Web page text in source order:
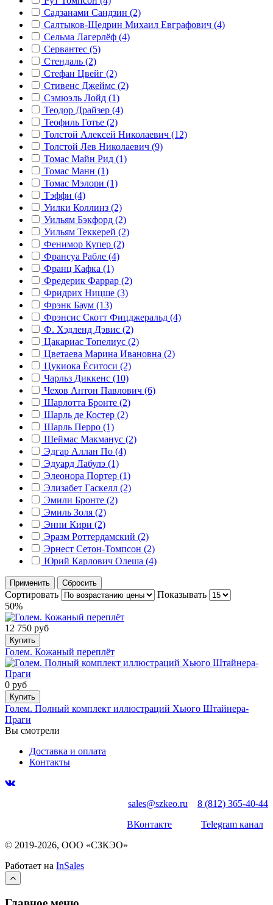
Садзанами Сандзин (2)
Салтыков-Щедрин Михаил Евграфович (4)
Сельма Лагерлёф (4)
Сервантес (5)
Стендаль (2)
Стефан Цвейг (2)
Стивенс Джеймс (2)
Сэмюэль Лойд (1)
Теодор Драйзер (4)
Теофиль Готье (2)
Толстой Алексей Николаевич (12)
Толстой Лев Николаевич (9)
Томас Майн Рид (1)
Томас Манн (1)
Томас Мэлори (1)
Тэффи (4)
Уилки Коллинз (2)
Уильям Бэкфорд (2)
Уильям Теккерей (2)
Фенимор Купер (2)
Франсуа Рабле (4)
Франц Кафка (1)
Фредерик Фаррар (2)
Фридрих Ницше (3)
Фрэнк Баум (13)
Фрэнсис Скотт Фицджеральд (4)
Ф. Хэдленд Дэвис (2)
Цакариас Топелиус (2)
Цветаева Марина Ивановна (2)
Цукиока Ёситоси (2)
Чарльз Диккенс (10)
Чехов Антон Павлович (6)
Шарлотта Бронте (2)
Шарль де Костер (2)
Шарль Перро (1)
Шеймас Макманус (2)
Эдгар Аллан По (4)
Эдуард Лабулэ (1)
Элеонора Портер (1)
Элизабет Гаскелл (2)
Эмили Бронте (2)
Эмиль Золя (2)
Энни Кири (2)
Эразм Роттердамский (2)
Эрнест Сетон-Томпсон (2)
Юрий Карлович Олеша (4)
Применить Сбросить
Сортировать
Показывать
50%
12 750 руб
Купить
Голем. Кожаный переплёт
0 руб
Купить
Голем. Полный комплект иллюстраций Хьюго Штайнера-
Праги
Вы смотрели
Доставка и оплата
Контакты
sales@szkeo.ru
8 (812) 365-40-44
ВКонтакте
Telegram канал
© 2019-2026, ООО «СЗКЭО»
Работает на InSales